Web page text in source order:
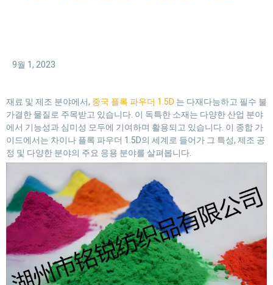
9월 1, 2023
재료 및 제조 분야에서, 중국 플록 파우더 1.5D 는 다재다능하고 필수 불
가결한 물질로 주목받고 있습니다. 이 독특한 소재는 다양한 산업 분야
에서 기능성과 심미성 모두에 기여하며 활용되고 있습니다. 이 종합 가
이드에서는 차이나 플록 파우더 1.5D의 세계로 들어가 그 특성, 제조 공
정 및 다양한 분야의 주요 응용 분야를 살펴봅니다.